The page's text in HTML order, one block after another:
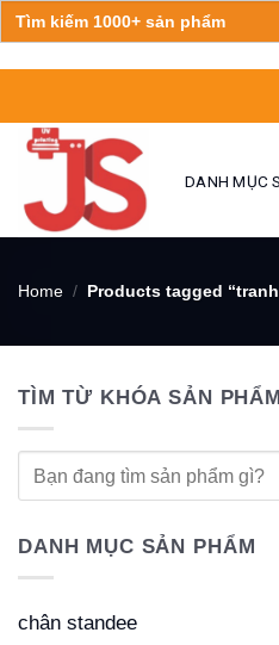
Search
for:
to
content
DANH MỤC
Home / Products tagged
TÌM TỪ KHÓA SẢN PHẨM
Search
DANH MỤC SẢN PHẨM
chân standee